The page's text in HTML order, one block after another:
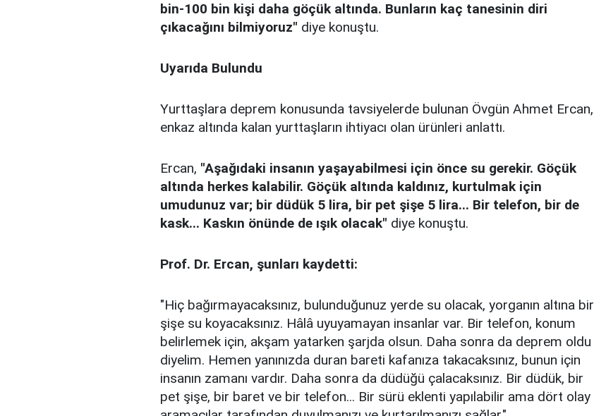
bin-100 bin kişi daha göçük altında. Bunların kaç tanesinin diri
çıkacağını bilmiyoruz" diye konuştu.
Uyarıda Bulundu
Yurttaşlara deprem konusunda tavsiyelerde bulunan Övgün Ahmet Ercan,
enkaz altında kalan yurttaşların ihtiyacı olan ürünleri anlattı.
Ercan, "Aşağıdaki insanın yaşayabilmesi için önce su gerekir. Göçük
altında herkes kalabilir. Göçük altında kaldınız, kurtulmak için
umudunuz var; bir düdük 5 lira, bir pet şişe 5 lira... Bir telefon, bir de
kask... Kaskın önünde de ışık olacak" diye konuştu.
Prof. Dr. Ercan, şunları kaydetti:
"Hiç bağırmayacaksınız, bulunduğunuz yerde su olacak, yorganın altına bir
şişe su koyacaksınız. Hâlâ uyuyamayan insanlar var. Bir telefon, konum
belirlemek için, akşam yatarken şarjda olsun. Daha sonra da deprem oldu
diyelim. Hemen yanınızda duran bareti kafanıza takacaksınız, bunun için
insanın zamanı vardır. Daha sonra da düdüğü çalacaksınız. Bir düdük, bir
pet şişe, bir baret ve bir telefon... Bir sürü eklenti yapılabilir ama dört olay